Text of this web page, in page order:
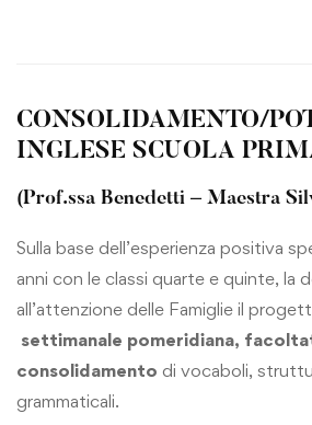
CONSOLIDAMENTO/
INGLESE SCUOLA
(Prof.ssa Benedetti – Maestra
Sulla base dell’esperienza positiva
anni con le classi quarte e quinte, la
all’attenzione delle Famiglie il
settimanale pomeridiana,
consolidamento di vocaboli,
grammaticali.